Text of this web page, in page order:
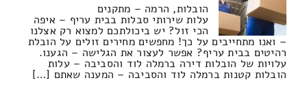
הובלות, הרמה – מתקנים
עלות שירותי סבלות בבית עריף – איפה
הכי זול? יש ביכולתכם למצוא רק אצלנו
– ואנו מתחייבים על כך! מחפשים מחירים זולים על הובלת
רהיטים בבית עריף? אפשר לעצור את הגלישה – הגענו.
עלויות של הובלות דירה ברמלה לוד והסביבה – עלות
הובלות קטנות ברמלה לוד והסביבה – המענה שאתם […]